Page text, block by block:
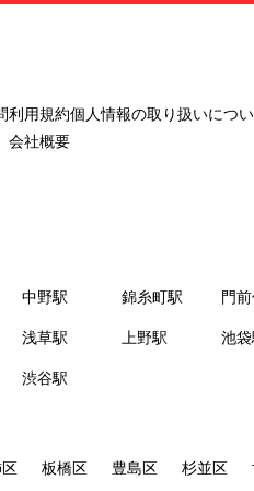
る本サービスに関するウェブサイ
れた賃貸物件を意味します。
本サービスの利用の促進を目的と
ナビLIVINGご契約にあたり取得す
物賃貸借契約（以下「賃貸借契
利用規約
会社概要
個人情報の取り扱いにつ
中野駅 錦糸町駅 門
浅草駅 上野駅 池
渋谷駅
板橋区 豊島区 杉並区